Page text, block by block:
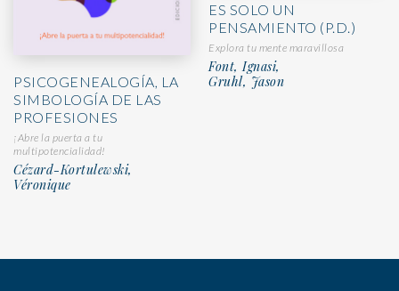
PSICOGENEALOGÍA, LA
SIMBOLOGÍA DE LAS
PROFESIONES
¡Abre la puerta a tu
multipotencialidad!
Cézard-Kortulewski,
Véronique
ES SOLO UN
PENSAMIENTO (P.D.)
Explora tu mente maravillosa
Font, Ignasi,
Gruhl, Jason